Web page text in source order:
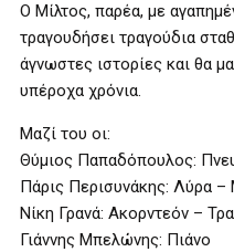
Ο Μίλτος, παρέα, με
τραγουδήσει τραγούδια
άγνωστες ιστορίες και θα
υπέροχα χρόνια.
Μαζί του οι:
Θύμιος Παπαδόπουλος:
Πάρις Περισυνάκης: Λύρα –
Νίκη Γρανά: Ακορντεόν –
Γιάννης Μπελώνης: Πιάνο